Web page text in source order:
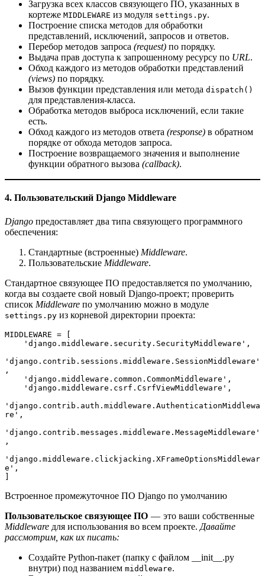
Загрузка всех классов связующего ПО, указанных в
кортеже MIDDLEWARE из модуля settings.py.
Построение списка методов для обработки
представлений, исключений, запросов и ответов.
Перебор методов запроса (request) по порядку.
Выдача прав доступа к запрошенному ресурсу по URL.
Обход каждого из методов обработки представлений
(views) по порядку.
Вызов функции представления или метода dispatch()
для представления-класса.
Обработка методов выброса исключений, если такие
есть.
Обход каждого из методов ответа (response) в обратном
порядке от обхода методов запроса.
Построение возвращаемого значения и выполнение
функции обратного вызова (callback).
4. Пользовательский Django Middleware
Django предоставляет два типа связующего программного
обеспечения:
Стандартные (встроенные) Middleware.
Пользовательские Middleware.
Стандартное связующее ПО предоставляется по умолчанию,
когда вы создаете свой новый Django-проект; проверить
список Middleware по умолчанию можно в модуле
settings.py из корневой директории проекта:
MIDDLEWARE = [
'django.contrib.sessions.middleware.SessionMiddleware'
,
'django.contrib.auth.middleware.AuthenticationMiddlewa
re',
'django.contrib.messages.middleware.MessageMiddleware'
,
'django.middleware.clickjacking.XFrameOptionsMiddlewar
e',
]
Встроенное промежуточное ПО Django по умолчанию
Пользовательское связующее ПО — это ваши собственные
Middleware для использования во всем проекте. Давайте
рассмотрим, как их писать:
Создайте Python-пакет (папку с файлом __init__.py
внутри) под названием middleware.